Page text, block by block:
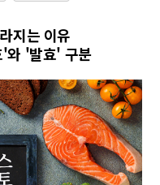
지는 이유
와 '발효' 구분